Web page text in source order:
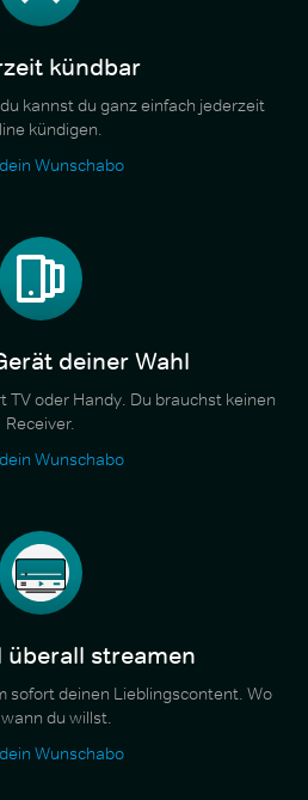
kündbar
kannst du ganz einfach jederzeit
kündigen.
Wunschabo
deiner Wahl
TV oder Handy. Du brauchst keinen
Receiver.
Wunschabo
überall streamen
sofort deinen Lieblingscontent. Wo
du willst.
Wunschabo